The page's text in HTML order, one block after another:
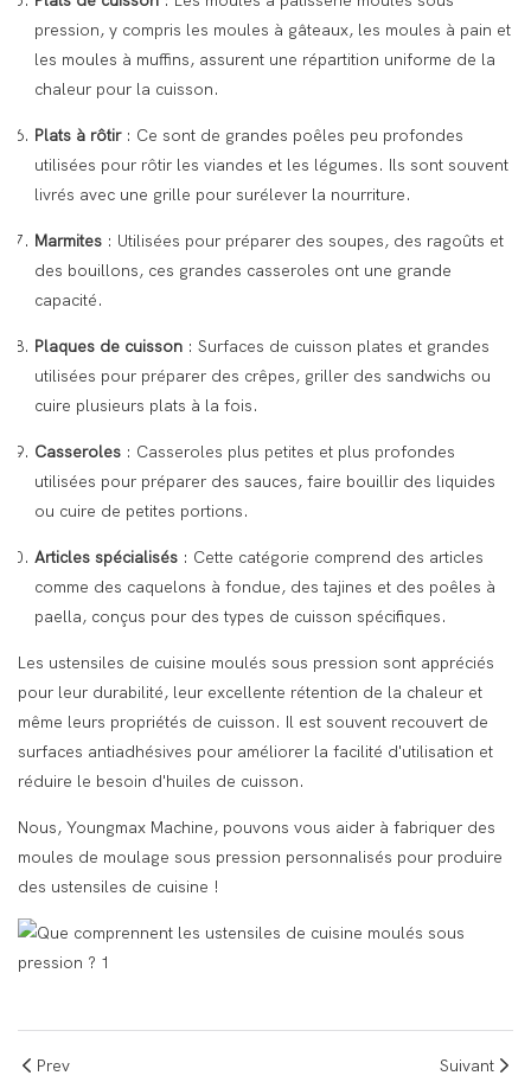
pression, y compris les moules à gâteaux, les moules à pain et
les moules à muffins, assurent une répartition uniforme de la
chaleur pour la cuisson.
Plats à rôtir : Ce sont de grandes poêles peu profondes
utilisées pour rôtir les viandes et les légumes. Ils sont souvent
livrés avec une grille pour surélever la nourriture.
Marmites : Utilisées pour préparer des soupes, des ragoûts et
des bouillons, ces grandes casseroles ont une grande
capacité.
Plaques de cuisson : Surfaces de cuisson plates et grandes
utilisées pour préparer des crêpes, griller des sandwichs ou
cuire plusieurs plats à la fois.
Casseroles : Casseroles plus petites et plus profondes
utilisées pour préparer des sauces, faire bouillir des liquides
ou cuire de petites portions.
Articles spécialisés : Cette catégorie comprend des articles
comme des caquelons à fondue, des tajines et des poêles à
paella, conçus pour des types de cuisson spécifiques.
Les ustensiles de cuisine moulés sous pression sont appréciés
pour leur durabilité, leur excellente rétention de la chaleur et
même leurs propriétés de cuisson. Il est souvent recouvert de
surfaces antiadhésives pour améliorer la facilité d'utilisation et
réduire le besoin d'huiles de cuisson.
Nous, Youngmax Machine, pouvons vous aider à fabriquer des
moules de moulage sous pression personnalisés pour produire
des ustensiles de cuisine !
Prev Suivant